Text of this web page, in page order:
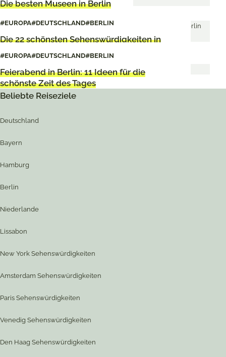
Die besten Museen in Berlin
#EUROPA#DEUTSCHLAND#BERLIN
Die 22 schönsten Sehenswürdigkeiten in
#EUROPA#DEUTSCHLAND#BERLIN
Feierabend in Berlin: 11 Ideen für die
schönste Zeit des Tages
Beliebte Reiseziele
Deutschland
Bayern
Hamburg
Berlin
Niederlande
Lissabon
New York Sehenswürdigkeiten
Amsterdam Sehenswürdigkeiten
Paris Sehenswürdigkeiten
Venedig Sehenswürdigkeiten
Den Haag Sehenswürdigkeiten